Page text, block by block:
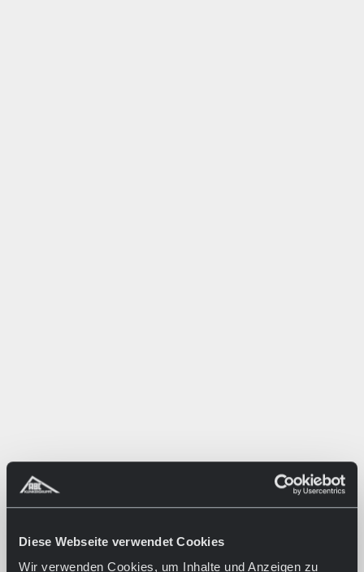
Diese Webseite verwendet Cookies
Wir verwenden Cookies, um Inhalte und Anzeigen zu